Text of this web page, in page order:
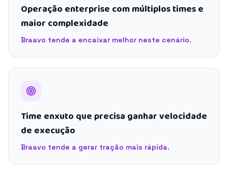
Operação enterprise com múltiplos times e
maior complexidade
Braavo tende a encaixar melhor neste cenário.
Time enxuto que precisa ganhar velocidade
de execução
Braavo tende a gerar tração mais rápida.